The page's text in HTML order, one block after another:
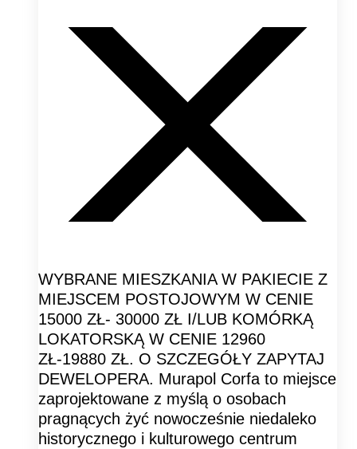
WYBRANE MIESZKANIA W PAKIECIE Z
MIEJSCEM POSTOJOWYM W CENIE
15000 ZŁ- 30000 ZŁ I/LUB KOMÓRKĄ
LOKATORSKĄ W CENIE 12960
ZŁ-19880 ZŁ. O SZCZEGÓŁY ZAPYTAJ
DEWELOPERA. Murapol Corfa to miejsce
zaprojektowane z myślą o osobach
pragnących żyć nowocześnie niedaleko
historycznego i kulturowego centrum